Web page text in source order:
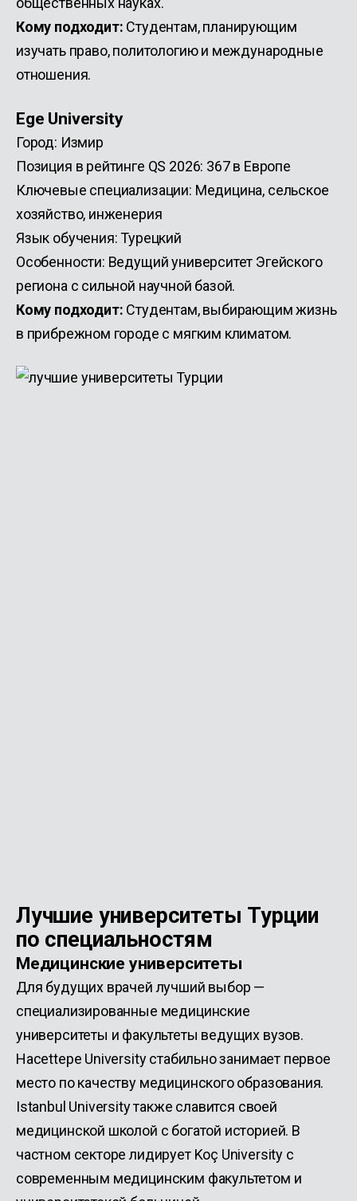
Кому подходит: Студентам, планирующим
изучать право, политологию и международные
отношения.
Ege University
Город: Измир
Позиция в рейтинге QS 2026: 367 в Европе
Ключевые специализации: Медицина, сельское
хозяйство, инженерия
Язык обучения: Турецкий
Особенности: Ведущий университет Эгейского
региона с сильной научной базой.
Кому подходит: Студентам, выбирающим жизнь
в прибрежном городе с мягким климатом.
Лучшие университеты Турции
по специальностям
Медицинские университеты
Для будущих врачей лучший выбор —
специализированные медицинские
университеты и факультеты ведущих вузов.
Hacettepe University стабильно занимает первое
место по качеству медицинского образования.
Istanbul University также славится своей
медицинской школой с богатой историей. В
частном секторе лидирует Koç University с
современным медицинским факультетом и